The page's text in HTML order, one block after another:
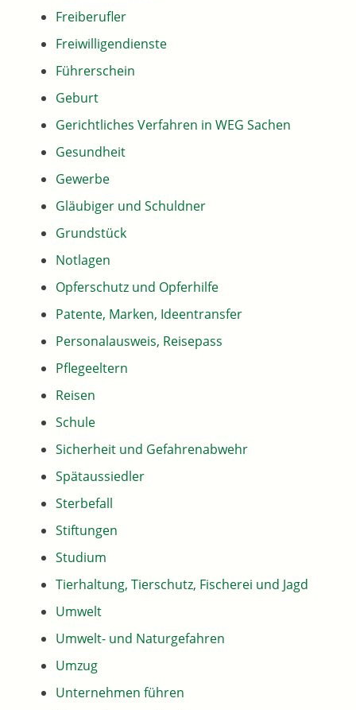
Freiberufler
Freiwilligendienste
Führerschein
Geburt
Gerichtliches Verfahren in WEG Sachen
Gesundheit
Gewerbe
Gläubiger und Schuldner
Grundstück
Notlagen
Opferschutz und Opferhilfe
Patente, Marken, Ideentransfer
Personalausweis, Reisepass
Pflegeeltern
Reisen
Schule
Sicherheit und Gefahrenabwehr
Spätaussiedler
Sterbefall
Stiftungen
Studium
Tierhaltung, Tierschutz, Fischerei und Jagd
Umwelt
Umwelt- und Naturgefahren
Umzug
Unternehmen führen